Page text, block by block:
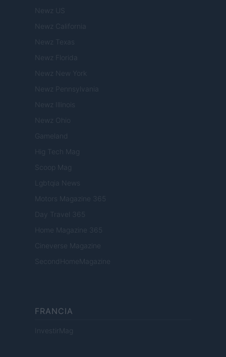
Newz US
Newz California
Newz Texas
Newz Florida
Newz New York
Newz Pennsylvania
Newz Illinois
Newz Ohio
Gameland
Hig Tech Mag
Scoop Mag
Lgbtqia News
Motors Magazine 365
Day Travel 365
Home Magazine 365
Cineverse Magazine
SecondHomeMagazine
FRANCIA
InvestirMag